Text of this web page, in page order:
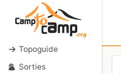
Topoguide
Sorties